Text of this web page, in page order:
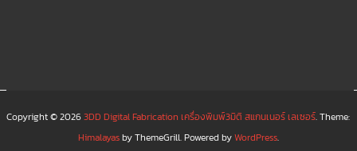
Copyright © 20263DD Digital Fabrication เครื่องพิมพ์3มิติ สแกนเนอร์ เลเซอร์. Theme:
Himalayasby ThemeGrill. Powered byWordPress.